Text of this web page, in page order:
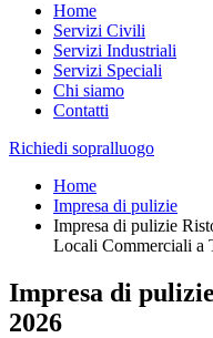
Home
Servizi Civili
Servizi Industriali
Servizi Speciali
Chi siamo
Contatti
Richiedi sopralluogo
Home
Impresa di pulizie
Impresa di pulizie
Locali Commerciali a
Impresa di
2026